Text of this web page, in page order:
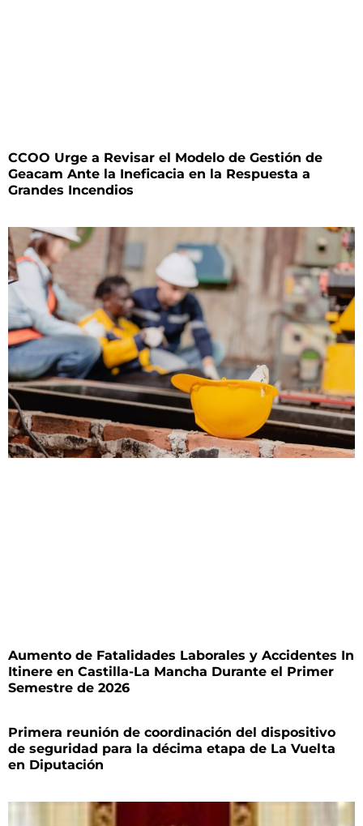
CCOO Urge a Revisar el Modelo de Gestión de
Geacam Ante la Ineficacia en la Respuesta a
Grandes Incendios
Aumento de Fatalidades Laborales y Accidentes In
Itinere en Castilla-La Mancha Durante el Primer
Semestre de 2026
Primera reunión de coordinación del dispositivo
de seguridad para la décima etapa de La Vuelta
en Diputación